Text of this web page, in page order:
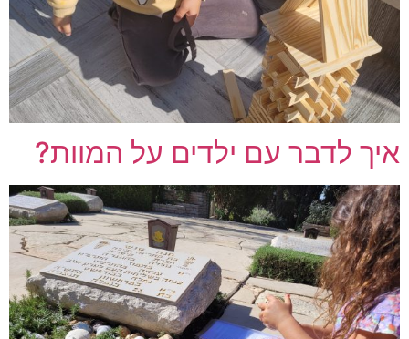
איך לדבר עם ילדים על המוות?